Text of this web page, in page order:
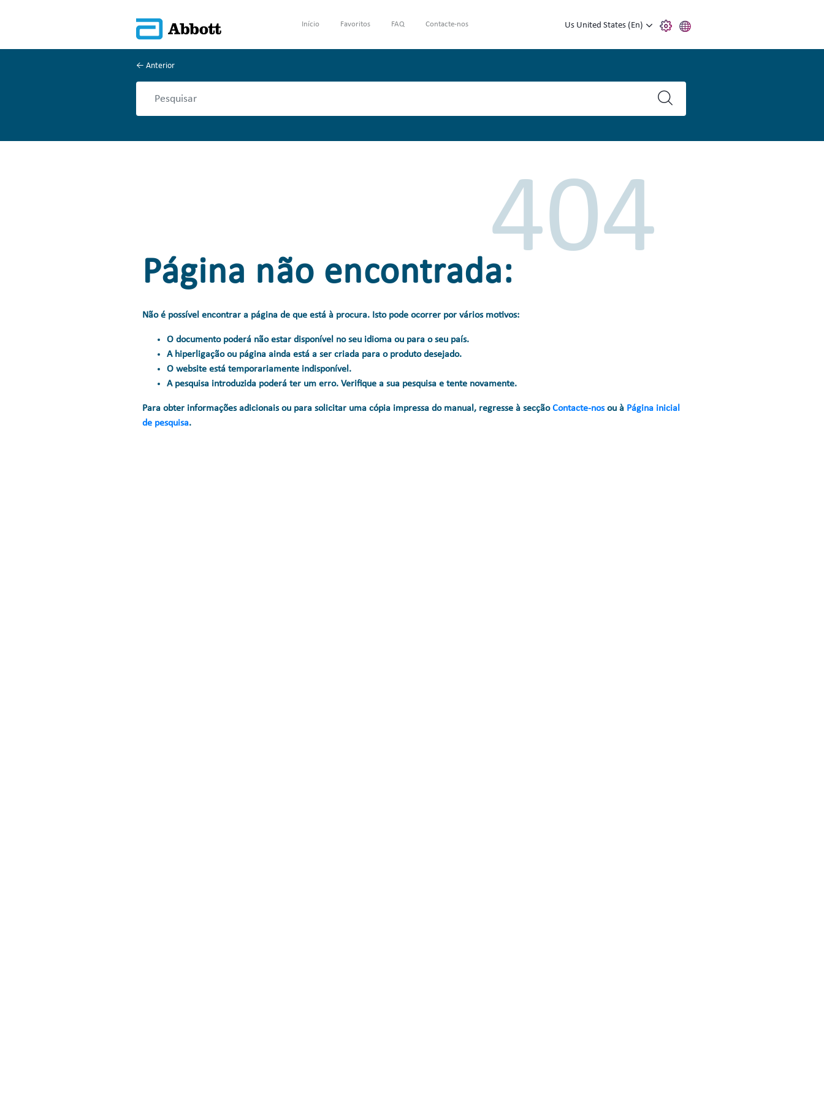
Início Favoritos FAQ Contacte-nos Us United States (En)
Anterior
404
Página não encontrada:
Não é possível encontrar a página de que está à procura. Isto pode ocorrer por vários motivos:
O documento poderá não estar disponível no seu idioma ou para o seu país.
A hiperligação ou página ainda está a ser criada para o produto desejado.
O website está temporariamente indisponível.
A pesquisa introduzida poderá ter um erro. Verifique a sua pesquisa e tente novamente.
Para obter informações adicionais ou para solicitar uma cópia impressa do manual, regresse à secçãoContacte-nosou à Página inicial
de pesquisa.